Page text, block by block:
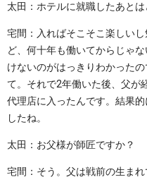
太田：ホテルに就職したあと
宅間：入ればそこそこ楽しい
ど、何十年も働いてからじゃ
けないのがはっきりわかった
て。それで2年働いた後、父が
代理店に入ったんです。結果
したね。
太田：お父様が師匠ですか？
宅間：そう。父は戦前の生ま